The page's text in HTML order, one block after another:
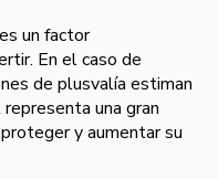
un factor
En el caso de
de plusvalía estiman
una gran
y aumentar su